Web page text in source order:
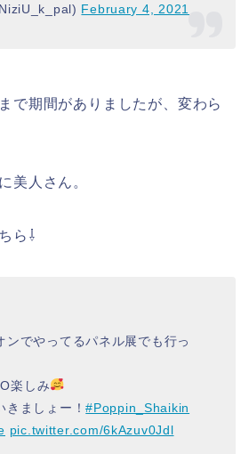
February 4, 2021
で期間がありましたが、変わら
美人さん。
ら⇩
ンでやってるパネル展でも行っ
楽しみ
きましょー！#Poppin_Shaikin
pic.twitter.com/6kAzuv0Jdl